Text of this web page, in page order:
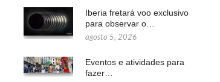
Iberia fretará voo exclusivo
para observar o…
agosto 5, 2026
Eventos e atividades para
fazer…